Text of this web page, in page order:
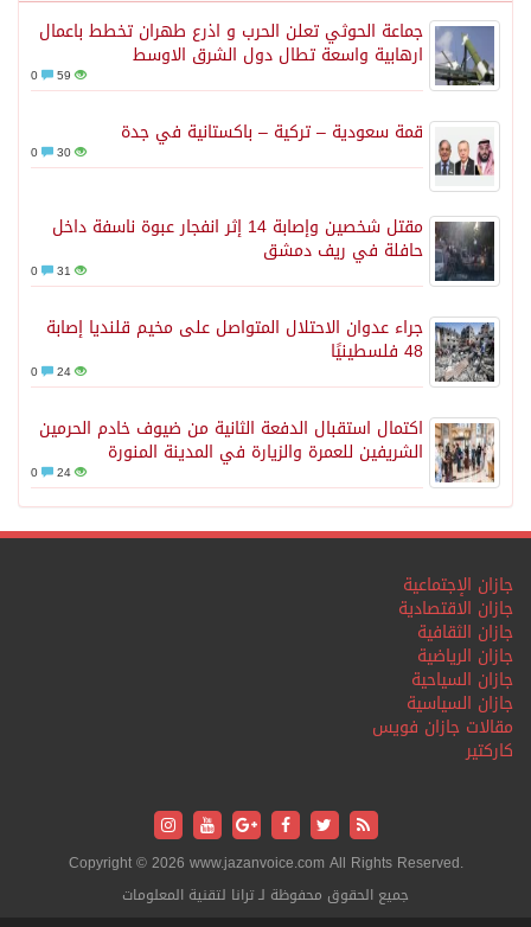
جماعة الحوثي تعلن الحرب و اذرع طهران تخطط باعمال
ارهابية واسعة تطال دول الشرق الاوسط
59
قمة سعودية – تركية – باكستانية في جدة
30
مقتل شخصين وإصابة 14 إثر انفجار عبوة ناسفة داخل
حافلة في ريف دمشق
31
جراء عدوان الاحتلال المتواصل على مخيم قلنديا إصابة
48 فلسطينيًا
24
اكتمال استقبال الدفعة الثانية من ضيوف خادم الحرمين
الشريفين للعمرة والزيارة في المدينة المنورة
24
جازان الإجتماعية
جازان الاقتصادية
جازان الثقافية
جازان الرياضية
جازان السياحية
جازان السياسية
مقالات جازان فويس
كاركتير
Copyright © 2026 www.jazanvoice.com All Rights Reserved.
جميع الحقوق محفوظة لـ ترانا لتقنية المعلومات